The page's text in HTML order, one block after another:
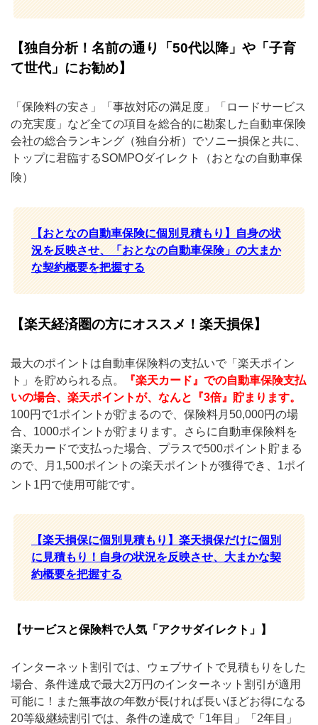
【独自分析！名前の通り「50代以降」や「子育
て世代」にお勧め】
「保険料の安さ」「事故対応の満足度」「ロードサービス
の充実度」など全ての項目を総合的に勘案した自動車保険
会社の総合ランキング（独自分析）でソニー損保と共に、
トップに君臨するSOMPOダイレクト（おとなの自動車保
険）
【おとなの自動車保険に個別見積もり】自身の状
況を反映させ、「おとなの自動車保険」の大まか
な契約概要を把握する
【楽天経済圏の方にオススメ！楽天損保】
最大のポイントは自動車保険料の支払いで「楽天ポイン
ト」を貯められる点。
『楽天カード』での自動車保険支払
いの場合、楽天ポイントが、なんと『3倍』貯まります。
100円で1ポイントが貯まるので、保険料月50,000円の場
合、1000ポイントが貯まります。さらに自動車保険料を
楽天カードで支払った場合、プラスで500ポイント貯まる
ので、月1,500ポイントの楽天ポイントが獲得でき、1ポイ
ント1円で使用可能です。
【楽天損保に個別見積もり】楽天損保だけに個別
に見積もり！自身の状況を反映させ、大まかな契
約概要を把握する
【サービスと保険料で人気「アクサダイレクト」】
インターネット割引では、ウェブサイトで見積もりをした
場合、条件達成で最大2万円のインターネット割引が適用
可能に！また無事故の年数が長ければ長いほどお得になる
20等級継続割引では、条件の達成で「1年目」「2年目」